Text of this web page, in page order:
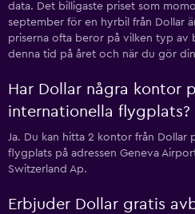
data. Det billigaste priset som
september för en hyrbil från Dollar
priserna ofta beror på vilken typ av
denna tid på året och när du gör
Har Dollar några kontor
internationella flygplats?
Ja. Du kan hitta 2 kontor från Dollar
flygplats på adressen Geneva
Switzerland Ap.
Erbjuder Dollar gratis